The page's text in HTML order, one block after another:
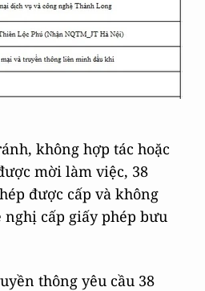
không hợp tác hoặc
mời làm việc, 38
được cấp và không
cấp giấy phép bưu
thông yêu cầu 38